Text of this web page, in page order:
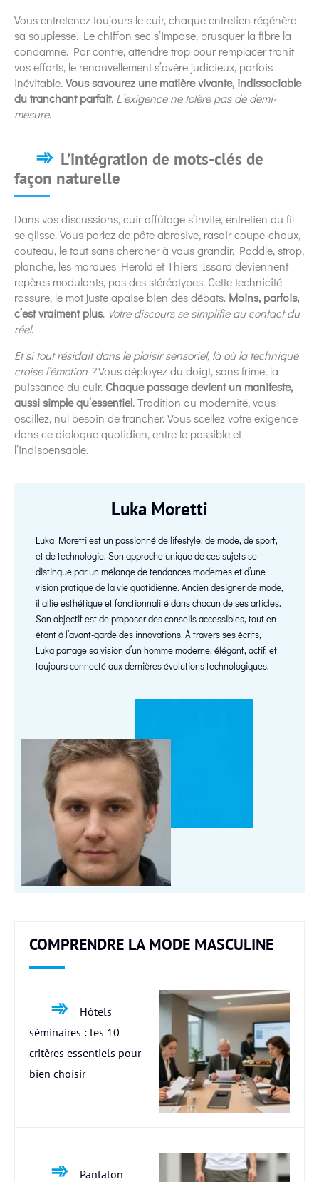
Vous entretenez toujours le cuir, chaque entretien régénère
sa souplesse. Le chiffon sec s’impose, brusquer la fibre la
condamne. Par contre, attendre trop pour remplacer trahit
vos efforts, le renouvellement s’avère judicieux, parfois
inévitable.Vous savourez une matière vivante, indissociable
du tranchant parfait. L’exigence ne tolère pas de demi-
mesure.
L’intégration de mots-clés de
façon naturelle
Dans vos discussions, cuir affûtage s’invite, entretien du fil
se glisse. Vous parlez de pâte abrasive, rasoir coupe-choux,
couteau, le tout sans chercher à vous grandir. Paddle, strop,
planche, les marques Herold et Thiers Issard deviennent
repères modulants, pas des stéréotypes. Cette technicité
rassure, le mot juste apaise bien des débats. Moins, parfois,
c’est vraiment plus. Votre discours se simplifie au contact du
réel.
Et si tout résidait dans le plaisir sensoriel, là où la technique
croise l’émotion ?Vous déployez du doigt, sans frime, la
puissance du cuir. Chaque passage devient un manifeste,
aussi simple qu’essentiel. Tradition ou modernité, vous
oscillez, nul besoin de trancher. Vous scellez votre exigence
dans ce dialogue quotidien, entre le possible et
l’indispensable.
Luka Moretti
Luka Moretti est un passionné de lifestyle, de mode, de sport,
et de technologie. Son approche unique de ces sujets se
distingue par un mélange de tendances modernes et d’une
vision pratique de la vie quotidienne. Ancien designer de mode,
il allie esthétique et fonctionnalité dans chacun de ses articles.
Son objectif est de proposer des conseils accessibles, tout en
étant à l’avant-garde des innovations. À travers ses écrits,
Luka partage sa vision d’un homme moderne, élégant, actif, et
toujours connecté aux dernières évolutions technologiques.
COMPRENDRE LA MODE MASCULINE
Hôtels
séminaires : les 10
critères essentiels pour
bien choisir
Pantalon